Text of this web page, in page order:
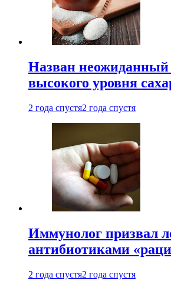
Назван
высокого уровня
2 года спустя2 года спустя
Иммунолог призвал
антибиотиками
2 года спустя2 года спустя